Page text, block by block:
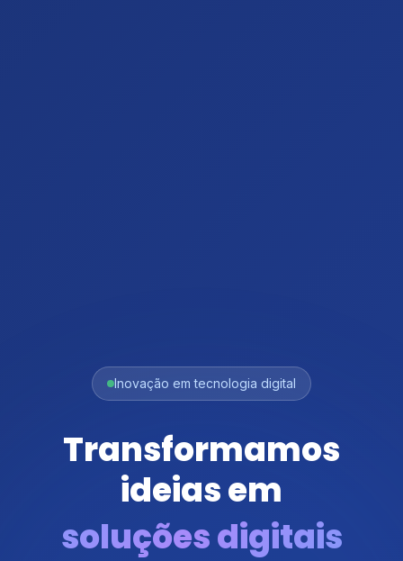
Inovação em tecnologia digital
Transformamos
ideias em
soluções digitais